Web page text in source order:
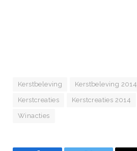
Kerstbeleving Kerstbeleving 2014
Kerstcreaties Kerstcreaties 2014
Winacties